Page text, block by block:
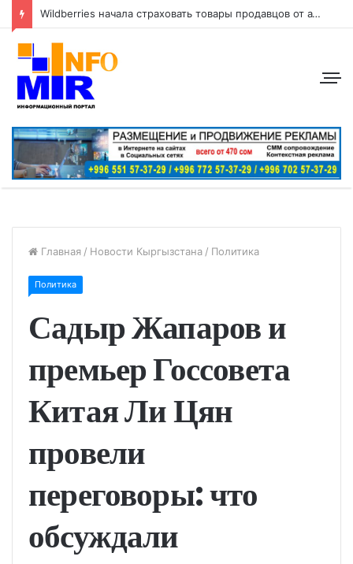
Wildberries начала страховать товары продавцов от атак беспилотников
Главная / Новости Кыргызстана / Политика
Политика
Садыр Жапаров и
премьер Госсовета
Китая Ли Цян
провели
переговоры: что
обсуждали